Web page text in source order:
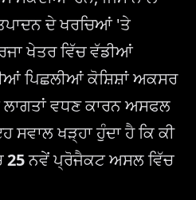
ਦੇ ਖਰਚਿਆਂ 'ਤੇ
ਖੇਤਰ ਵਿੱਚ ਵੱਡੀਆਂ
ਪਿਛਲੀਆਂ ਕੋਸ਼ਿਸ਼ਾਂ ਅਕਸਰ
ਵਧਣ ਕਾਰਨ ਅਸਫਲ
ਖੜ੍ਹਾ ਹੁੰਦਾ ਹੈ ਕਿ ਕੀ
25ਨਵੇਂ ਪ੍ਰੋਜੈਕਟ ਅਸਲ ਵਿੱਚ